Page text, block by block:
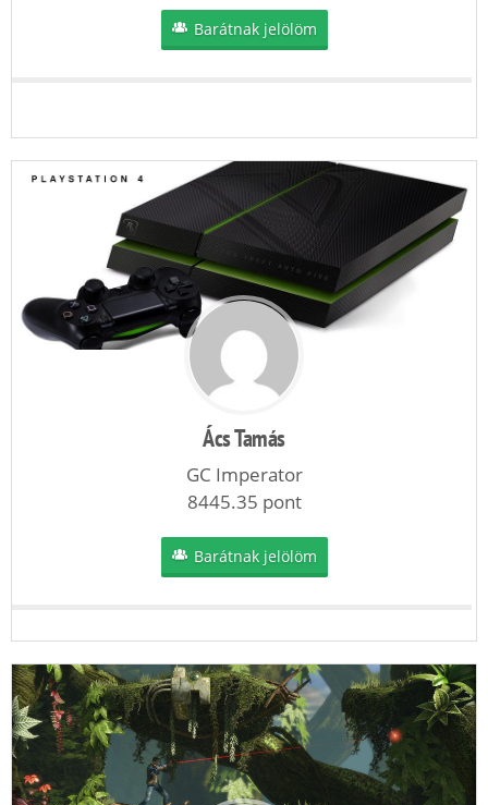
Barátnak jelölöm
Ács Tamás
GC Imperator
8445.35 pont
Barátnak jelölöm